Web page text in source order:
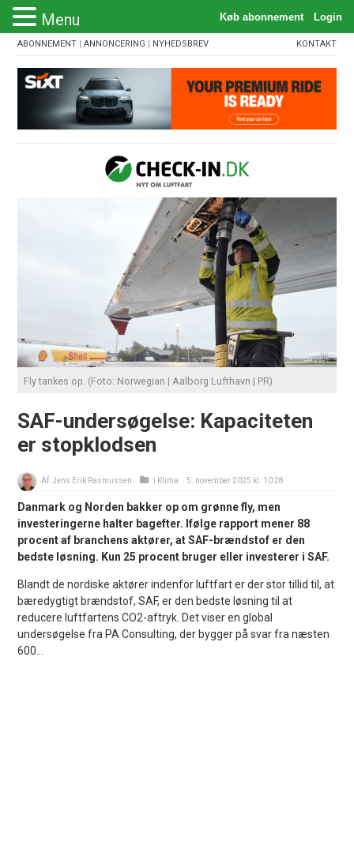
ABONNEMENT |ANNONCERING | NYHEDSBREV KONTAKT
Fly tankes op. (Foto: Norwegian | Aalborg Lufthavn | PR)
SAF-undersøgelse: Kapaciteten
er stopklodsen
Af:Jens Erik Rasmussen i Klima 5. november 2025 kl. 10:28
Danmark og Norden bakker op om grønne fly, men
investeringerne halter bagefter. Ifølge rapport mener 88
procent af branchens aktører, at SAF-brændstof er den
bedste løsning. Kun 25 procent bruger eller investerer i SAF.
Blandt de nordiske aktører indenfor luftfart er der stor tillid til, at
bæredygtigt brændstof, SAF, er den bedste løsning til at
reducere luftfartens CO2-aftryk. Det viser en global
undersøgelse fra PA Consulting, der bygger på svar fra næsten
600...
Menu